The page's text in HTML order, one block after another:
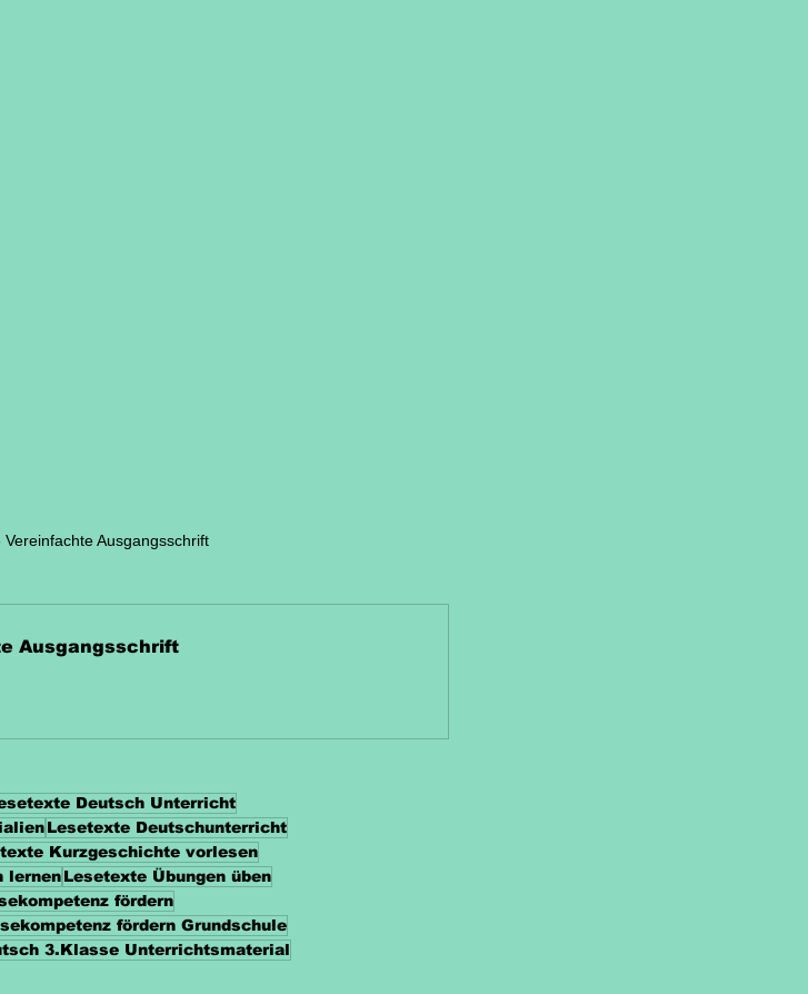
Ausgangsschrift
Ausgangsschrift
Deutsch Unterricht
Lesetexte Deutschunterricht
Kurzgeschichte vorlesen
lernenLesetexte Übungen üben
fördern
fördern Grundschule
3.Klasse Unterrichtsmaterial